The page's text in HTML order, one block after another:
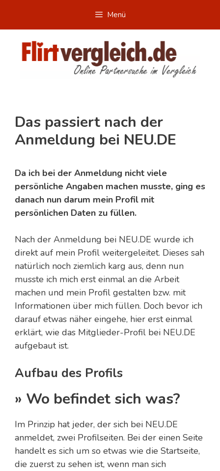
springen
Menü
Das passiert nach der
Anmeldung bei NEU.DE
Da ich bei der Anmeldung nicht viele
persönliche Angaben machen musste, ging es
danach nun darum mein Profil mit
persönlichen Daten zu füllen.
Nach der Anmeldung bei NEU.DE wurde ich
direkt auf mein Profil weitergeleitet. Dieses sah
natürlich noch ziemlich karg aus, denn nun
musste ich mich erst einmal an die Arbeit
machen und mein Profil gestalten bzw. mit
Informationen über mich füllen. Doch bevor ich
darauf etwas näher eingehe, hier erst einmal
erklärt, wie das Mitglieder-Profil bei NEU.DE
aufgebaut ist.
Aufbau des Profils
» Wo befindet sich was?
Im Prinzip hat jeder, der sich bei NEU.DE
anmeldet, zwei Profilseiten. Bei der einen Seite
handelt es sich um so etwas wie die Startseite,
die zuerst zu sehen ist, wenn man sich